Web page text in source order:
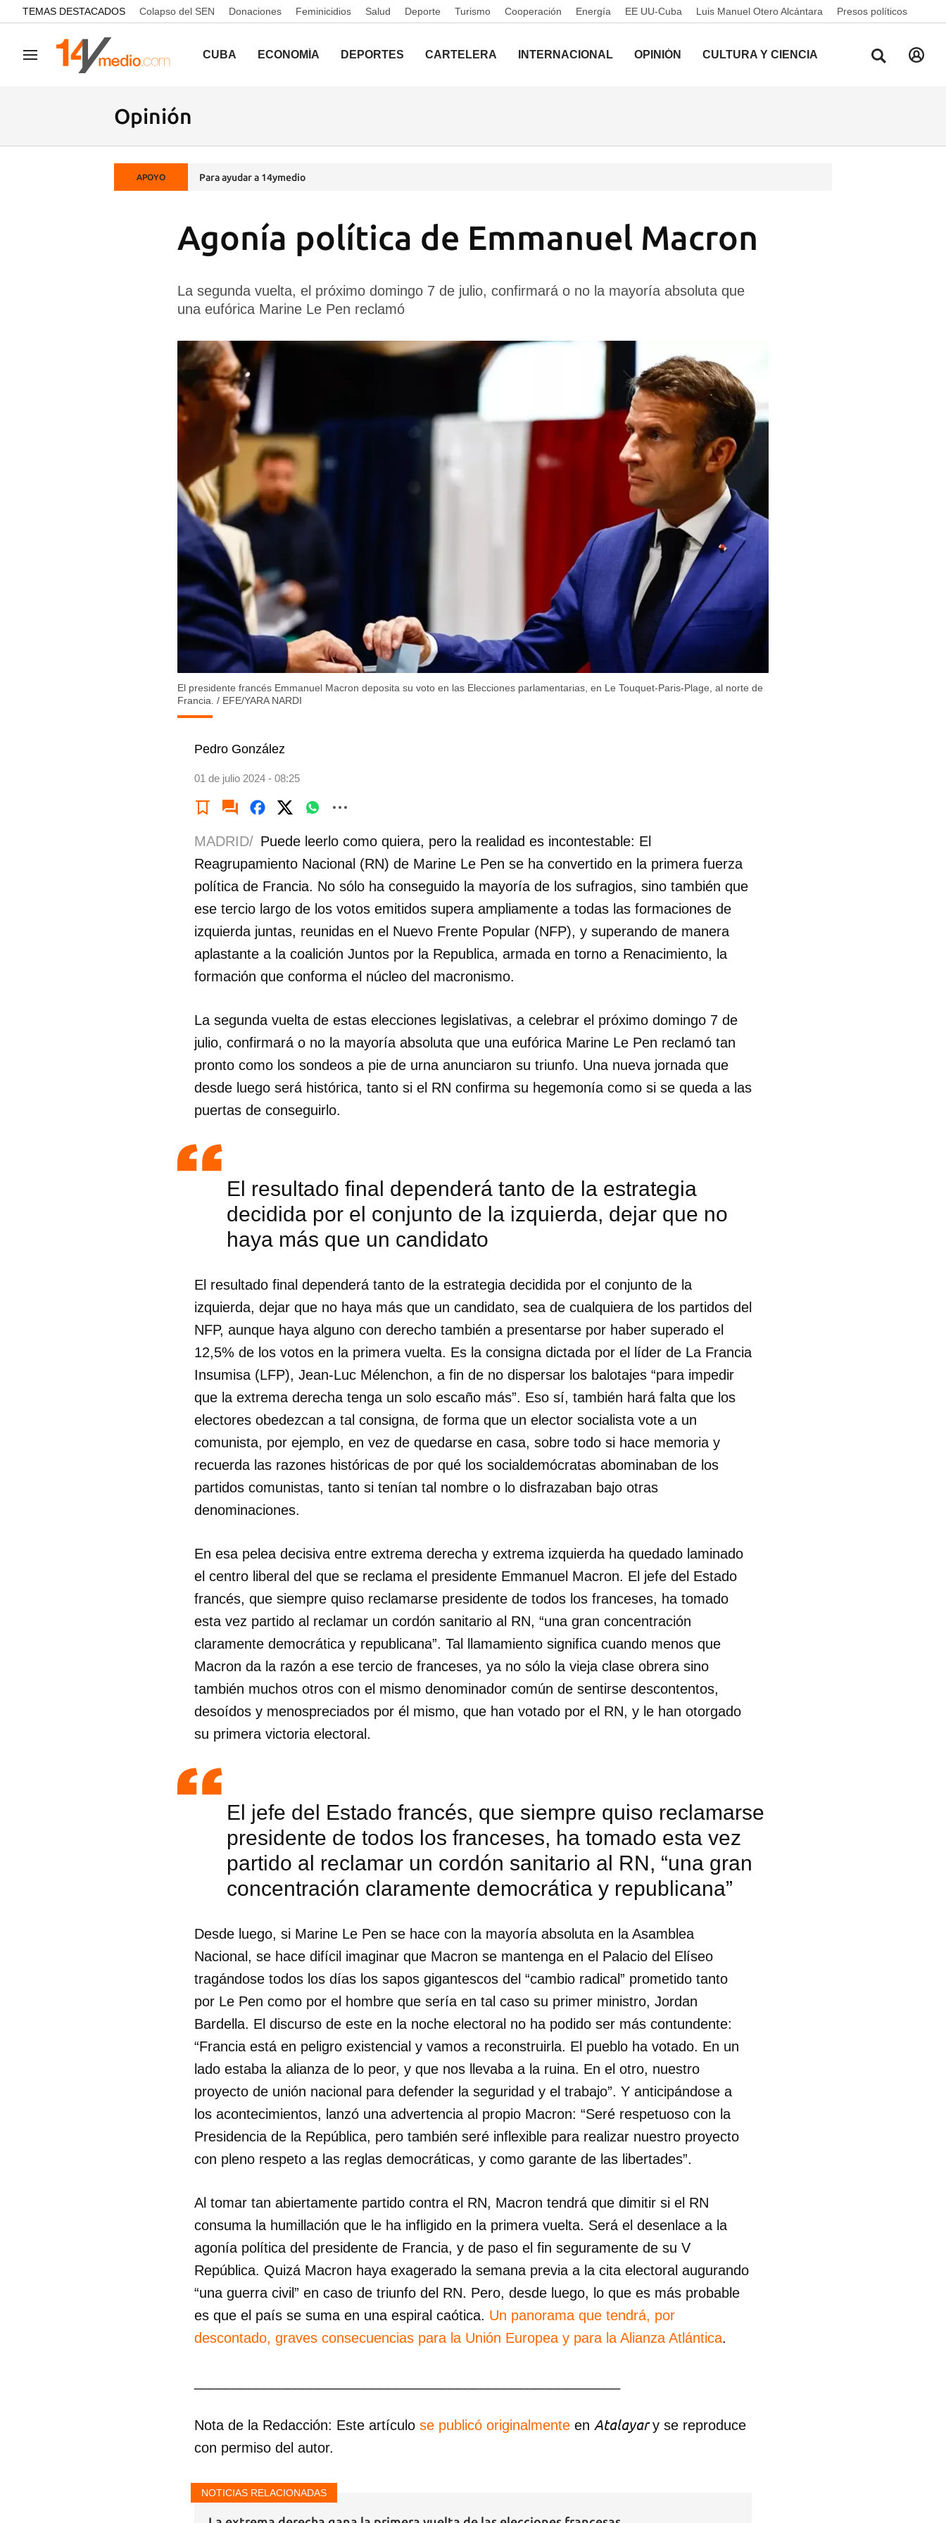
common.go-to-content
TEMAS DESTACADOS Colapso del SEN Donaciones Feminicidios Salud Deporte Turismo Cooperación Energía EE UU-Cuba Luis Manuel Otero Alcántara Presos políticos
Navegación CUBA ECONOMÍA DEPORTES CARTELERA INTERNACIONAL OPINIÓN CULTURA Y CIENCIA
Opinión
APOYO Para ayudar a 14ymedio
Agonía política de Emmanuel Macron
La segunda vuelta, el próximo domingo 7 de julio, confirmará o no la mayoría absoluta que
una eufórica Marine Le Pen reclamó
El presidente francés Emmanuel Macron deposita su voto en las Elecciones parlamentarias, en Le Touquet-Paris-Plage, al norte de
Francia. / EFE/YARA NARDI
Pedro González
01 de julio 2024 - 08:25
Para poder guardar como favorito, primero has de iniciar sesión con tu
cuenta de 14ymedio.
MADRID/ Puede leerlo como quiera, pero la realidad es incontestable: El
Reagrupamiento Nacional (RN) de Marine Le Pen se ha convertido en la primera fuerza
política de Francia. No sólo ha conseguido la mayoría de los sufragios, sino también que
ese tercio largo de los votos emitidos supera ampliamente a todas las formaciones de
izquierda juntas, reunidas en el Nuevo Frente Popular (NFP), y superando de manera
aplastante a la coalición Juntos por la Republica, armada en torno a Renacimiento, la
formación que conforma el núcleo del macronismo.
La segunda vuelta de estas elecciones legislativas, a celebrar el próximo domingo 7 de
julio, confirmará o no la mayoría absoluta que una eufórica Marine Le Pen reclamó tan
pronto como los sondeos a pie de urna anunciaron su triunfo. Una nueva jornada que
desde luego será histórica, tanto si el RN confirma su hegemonía como si se queda a las
puertas de conseguirlo.
El resultado final dependerá tanto de la estrategia
decidida por el conjunto de la izquierda, dejar que no
haya más que un candidato
El resultado final dependerá tanto de la estrategia decidida por el conjunto de la
izquierda, dejar que no haya más que un candidato, sea de cualquiera de los partidos del
NFP, aunque haya alguno con derecho también a presentarse por haber superado el
12,5% de los votos en la primera vuelta. Es la consigna dictada por el líder de La Francia
Insumisa (LFP), Jean-Luc Mélenchon, a fin de no dispersar los balotajes “para impedir
que la extrema derecha tenga un solo escaño más”. Eso sí, también hará falta que los
electores obedezcan a tal consigna, de forma que un elector socialista vote a un
comunista, por ejemplo, en vez de quedarse en casa, sobre todo si hace memoria y
recuerda las razones históricas de por qué los socialdemócratas abominaban de los
partidos comunistas, tanto si tenían tal nombre o lo disfrazaban bajo otras
denominaciones.
En esa pelea decisiva entre extrema derecha y extrema izquierda ha quedado laminado
el centro liberal del que se reclama el presidente Emmanuel Macron. El jefe del Estado
francés, que siempre quiso reclamarse presidente de todos los franceses, ha tomado
esta vez partido al reclamar un cordón sanitario al RN, “una gran concentración
claramente democrática y republicana”. Tal llamamiento significa cuando menos que
Macron da la razón a ese tercio de franceses, ya no sólo la vieja clase obrera sino
también muchos otros con el mismo denominador común de sentirse descontentos,
desoídos y menospreciados por él mismo, que han votado por el RN, y le han otorgado
su primera victoria electoral.
El jefe del Estado francés, que siempre quiso reclamarse
presidente de todos los franceses, ha tomado esta vez
partido al reclamar un cordón sanitario al RN, “una gran
concentración claramente democrática y republicana”
Desde luego, si Marine Le Pen se hace con la mayoría absoluta en la Asamblea
Nacional, se hace difícil imaginar que Macron se mantenga en el Palacio del Elíseo
tragándose todos los días los sapos gigantescos del “cambio radical” prometido tanto
por Le Pen como por el hombre que sería en tal caso su primer ministro, Jordan
Bardella. El discurso de este en la noche electoral no ha podido ser más contundente:
“Francia está en peligro existencial y vamos a reconstruirla. El pueblo ha votado. En un
lado estaba la alianza de lo peor, y que nos llevaba a la ruina. En el otro, nuestro
proyecto de unión nacional para defender la seguridad y el trabajo”. Y anticipándose a
los acontecimientos, lanzó una advertencia al propio Macron: “Seré respetuoso con la
Presidencia de la República, pero también seré inflexible para realizar nuestro proyecto
con pleno respeto a las reglas democráticas, y como garante de las libertades”.
Al tomar tan abiertamente partido contra el RN, Macron tendrá que dimitir si el RN
consuma la humillación que le ha infligido en la primera vuelta. Será el desenlace a la
agonía política del presidente de Francia, y de paso el fin seguramente de su V
República. Quizá Macron haya exagerado la semana previa a la cita electoral augurando
“una guerra civil” en caso de triunfo del RN. Pero, desde luego, lo que es más probable
es que el país se suma en una espiral caótica. Un panorama que tendrá, por
descontado, graves consecuencias para la Unión Europea y para la Alianza Atlántica.
Nota de la Redacción: Este artículo se publicó originalmente en Atalayary se reproduce
con permiso del autor.
NOTICIAS RELACIONADAS